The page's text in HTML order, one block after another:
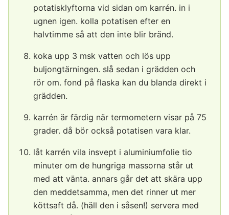
potatisklyftorna vid sidan om karrén. in i
ugnen igen. kolla potatisen efter en
halvtimme så att den inte blir bränd.
koka upp 3 msk vatten och lös upp
buljongtärningen. slå sedan i grädden och
rör om. fond på flaska kan du blanda direkt i
grädden.
karrén är färdig när termometern visar på 75
grader. då bör också potatisen vara klar.
låt karrén vila insvept i aluminiumfolie tio
minuter om de hungriga massorna står ut
med att vänta. annars går det att skära upp
den meddetsamma, men det rinner ut mer
köttsaft då. (häll den i såsen!) servera med